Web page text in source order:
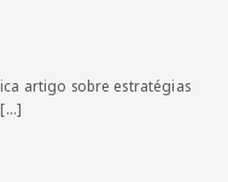
artigo sobre estratégias
[…]